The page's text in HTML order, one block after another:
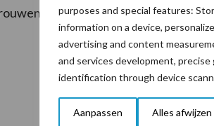
purposes and special features:
information on a device,
advertising and content
and services development, precise
identification through device
Aanpassen Alles afwijzen